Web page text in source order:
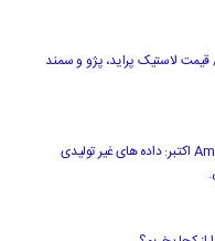
لاستیک پراید، پژو و سمند
سرمایه گذاری Americas FX News 3 اکتبر: داده های غیر تولیدی